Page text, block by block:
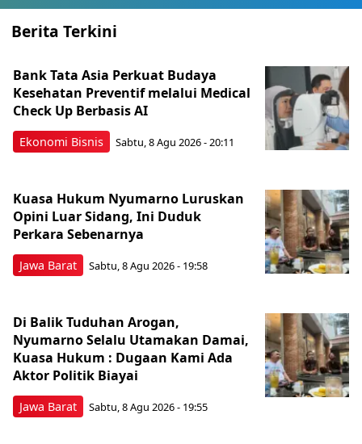
Berita Terkini
Ekonomi Bisnis
Bank Tata Asia Perkuat Budaya
Kesehatan Preventif melalui Medical
Check Up Berbasis AI
Sabtu, 8 Agu 2026 - 20:11
Jawa Barat
Kuasa Hukum Nyumarno Luruskan
Opini Luar Sidang, Ini Duduk
Perkara Sebenarnya ​
Sabtu, 8 Agu 2026 - 19:58
Jawa Barat
Di Balik Tuduhan Arogan,
Nyumarno Selalu Utamakan Damai,
Kuasa Hukum : Dugaan Kami Ada
Aktor Politik Biayai
Sabtu, 8 Agu 2026 - 19:55